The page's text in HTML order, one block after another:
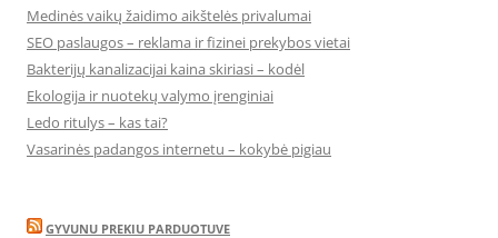
Medinės vaikų žaidimo aikštelės privalumai
SEO paslaugos – reklama ir fizinei prekybos vietai
Bakterijų kanalizacijai kaina skiriasi – kodėl
Ekologija ir nuotekų valymo įrenginiai
Ledo ritulys – kas tai?
Vasarinės padangos internetu – kokybė pigiau
GYVUNU PREKIU PARDUOTUVE